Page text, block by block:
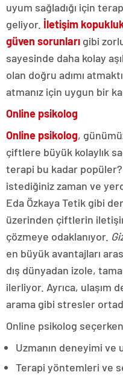
uyum sağladığı için
geliyor. İletişim
güven sorunları gibi
sayesinde daha kolay
olan doğru adımı
atmanız için uygun bir
Online psikolog
Online psikolog,
çiftlere büyük kolaylık
terapi bu kadar
istediğiniz zaman ve
Eda Özkaya Tetik gibi
üzerinden çiftlerin
çözmeye odaklanıyor.
en büyük avantajları
dış dünyadan izole,
ilerliyor. Ayrıca, ulaşım
arama gibi stresler
Online psikolog
Uzmanın deneyimi ve
Terapi yöntemleri ve